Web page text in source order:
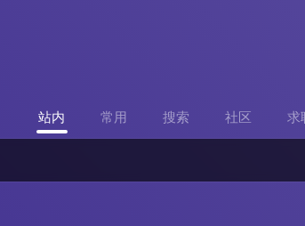
站内 常用 搜索 社区 求